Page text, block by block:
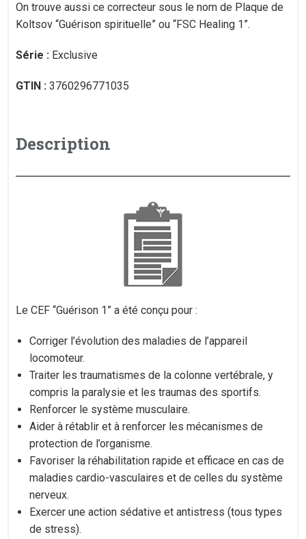
On trouve aussi ce correcteur sous le nom de Plaque de
Koltsov “Guérison spirituelle” ou “FSC Healing 1”.
Série : Exclusive
GTIN : 3760296771035
Description
Le CEF “Guérison 1” a été conçu pour :
Corriger l’évolution des maladies de l’appareil
locomoteur.
Traiter les traumatismes de la colonne vertébrale, y
compris la paralysie et les traumas des sportifs.
Renforcer le système musculaire.
Aider à rétablir et à renforcer les mécanismes de
protection de l’organisme.
Favoriser la réhabilitation rapide et efficace en cas de
maladies cardio-vasculaires et de celles du système
nerveux.
Exercer une action sédative et antistress (tous types
de stress).